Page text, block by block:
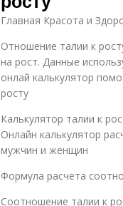
Главная Красота и
Отношение талии к
на рост. Данные
онлай калькулятор
росту
Калькулятор талии к
Онлайн калькулятор
мужчин и женщин
Формула расчета
Соотношение талии к